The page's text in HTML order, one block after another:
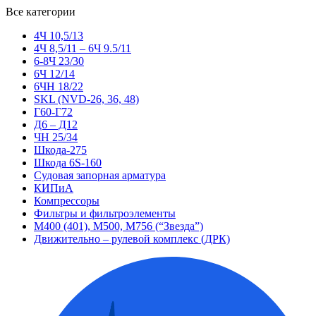
Все категории
4Ч 10,5/13
4Ч 8,5/11 – 6Ч 9.5/11
6-8Ч 23/30
6Ч 12/14
6ЧН 18/22
SKL (NVD-26, 36, 48)
Г60-Г72
Д6 – Д12
ЧН 25/34
Шкода-275
Шкода 6S-160
Судовая запорная арматура
КИПиА
Компрессоры
Фильтры и фильтроэлементы
М400 (401), М500, М756 (“Звезда”)
Движительно – рулевой комплекс (ДРК)